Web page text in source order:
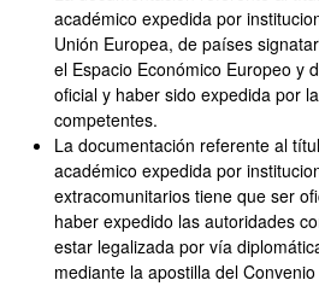
académico expedida por
Unión Europea, de países
el Espacio Económico Europeo y
oficial y haber sido expedida por
competentes.
La documentación referente al
académico expedida por
extracomunitarios tiene que ser
haber expedido las autoridades
estar legalizada por vía
mediante la apostilla del